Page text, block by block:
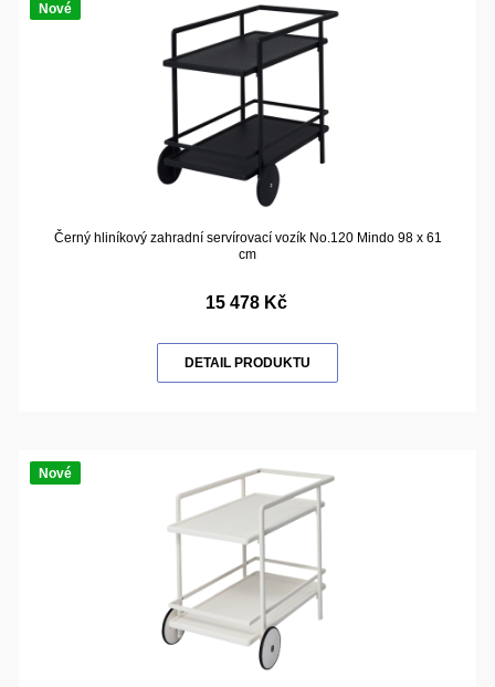
Nové
Černý hliníkový zahradní servírovací vozík No.120 Mindo 98 x 61
cm
15 478 Kč
DETAIL PRODUKTU
Nové